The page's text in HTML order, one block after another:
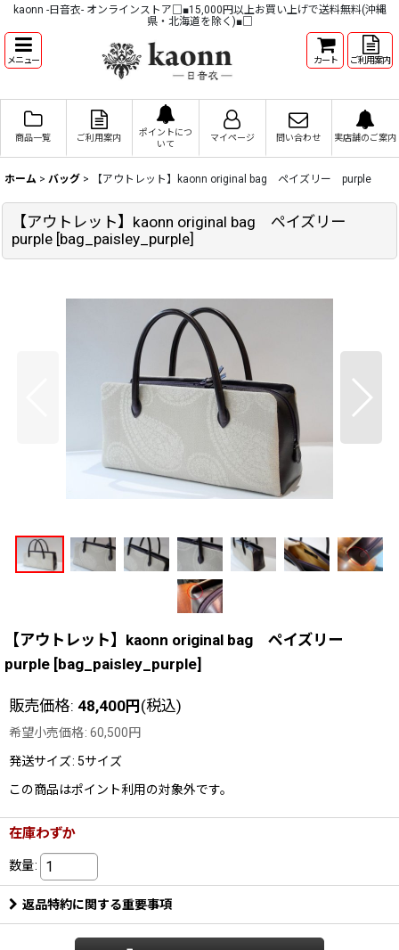
kaonn -日音衣- オンラインストア□■15,000円以上お買い上げで送料無料(沖縄
県・北海道を除く)■□
メニュー カート ご利用案内
商品一覧 ご利用案内
ポイントにつ
いて
マイページ 問い合わせ 実店舗のご案内
ホーム > バッグ > 【アウトレット】kaonn original bag ペイズリー purple
【アウトレット】kaonn original bag ペイズリー
purple [bag_paisley_purple]
【アウトレット】kaonn original bag ペイズリー
purple [bag_paisley_purple]
販売価格: 48,400円(税込)
希望小売価格: 60,500円
発送サイズ: 5サイズ
この商品はポイント利用の対象外です。
在庫わずか
数量:
返品特約に関する重要事項